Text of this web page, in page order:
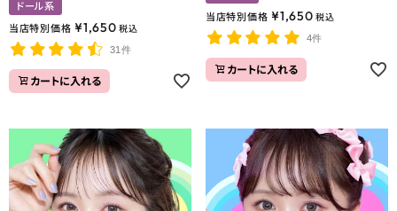
ドール系
当店特別価格 ¥1,650 税込
31件
カートに入れる
当店特別価格 ¥1,650 税込
4件
カートに入れる